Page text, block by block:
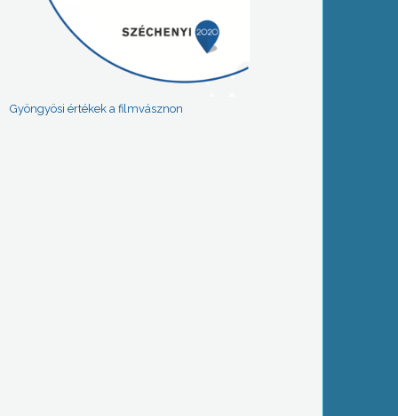
Gyöngyösi értékek a filmvásznon